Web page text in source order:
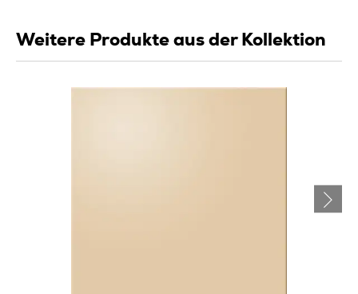
Weitere Produkte aus der Kollektion